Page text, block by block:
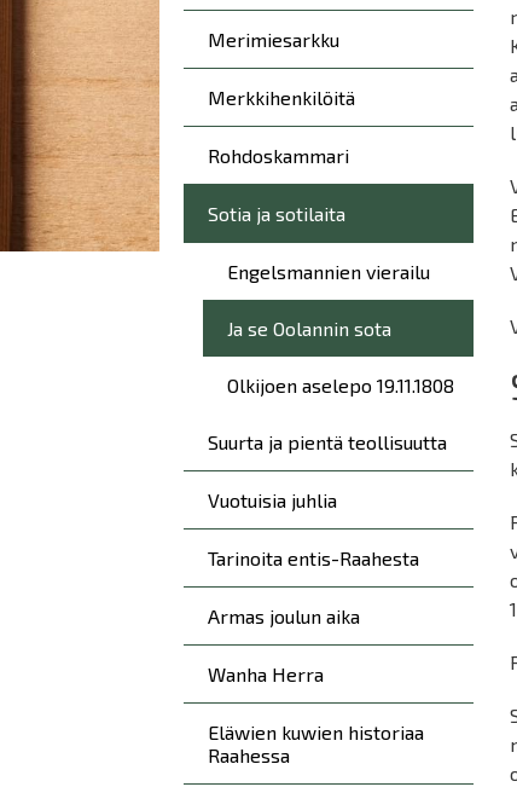
Merimiesarkku
Merkkihenkilöitä
Rohdoskammari
Sotia ja sotilaita
Engelsmannien vierailu
Ja se Oolannin sota
Olkijoen aselepo 19.11.1808
Suurta ja pientä teollisuutta
Vuotuisia juhlia
Tarinoita entis-Raahesta
Armas joulun aika
Wanha Herra
Eläwien kuwien historiaa
Raahessa